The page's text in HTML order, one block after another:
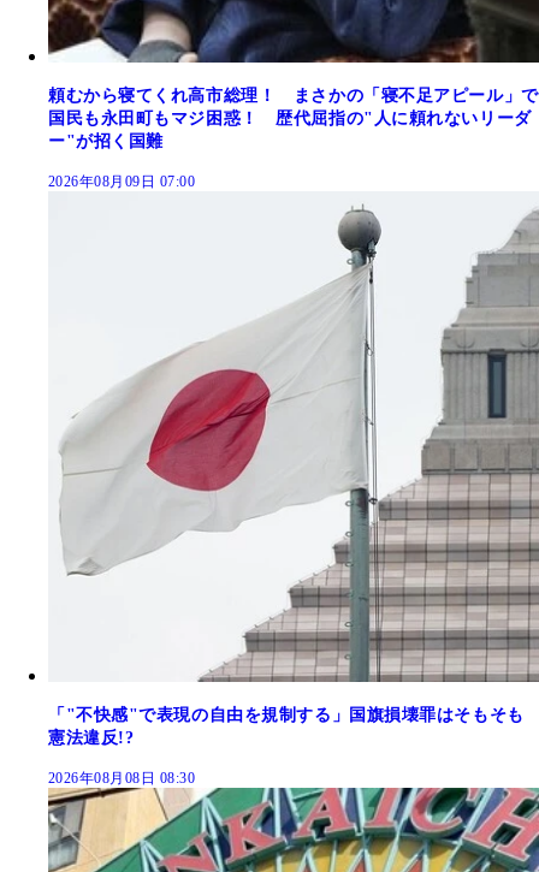
頼むから寝てくれ高市総理！ まさかの「寝不足アピール」で
国民も永田町もマジ困惑！ 歴代屈指の"人に頼れないリーダ
ー"が招く国難
2026年08月09日 07:00
「"不快感"で表現の自由を規制する」国旗損壊罪はそもそも
憲法違反!?
2026年08月08日 08:30